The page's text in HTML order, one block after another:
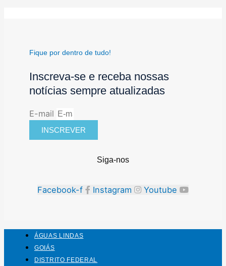
Fique por dentro de tudo!
Inscreva-se e receba nossas
notícias sempre atualizadas
E-mail
INSCREVER
Siga-nos
Facebook-f Instagram Youtube
ÁGUAS LINDAS
GOIÁS
DISTRITO FEDERAL